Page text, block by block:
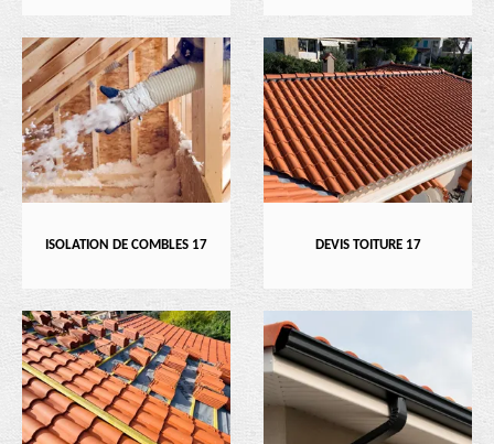
ISOLATION DE COMBLES 17 DEVIS TOITURE 17